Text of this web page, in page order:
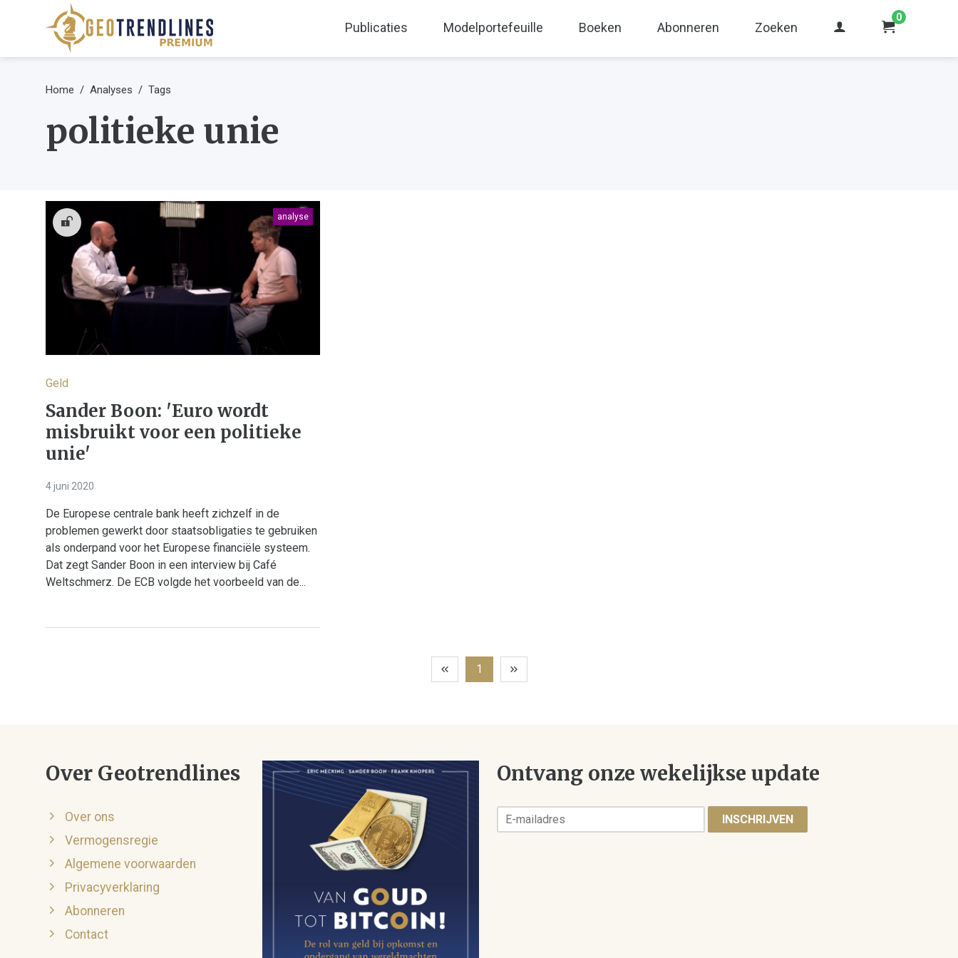
Publicaties Modelportefeuille Boeken Abonneren Zoeken
0
Home Analyses Tags
politieke unie
analyse
Geld
Sander Boon: 'Euro wordt
misbruikt voor een politieke
unie'
4 juni 2020
De Europese centrale bank heeft zichzelf in de
problemen gewerkt door staatsobligaties te gebruiken
als onderpand voor het Europese financiële systeem.
Dat zegt Sander Boon in een interview bij Café
Weltschmerz. De ECB volgde het voorbeeld van de...
1
Over Geotrendlines
Over ons
Vermogensregie
Algemene voorwaarden
Privacyverklaring
Abonneren
Contact
Ontvang onze wekelijkse update
INSCHRIJVEN